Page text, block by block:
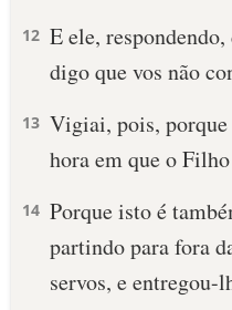
12 E ele,
digo que vos não
13 Vigiai, pois, porque
hora em que o
14 Porque isto é
partindo para fora
servos, e entregou-